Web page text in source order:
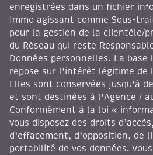
enregistrées dans un fichier
Immo agissant comme Sous-
pour la gestion de la clientèle/
du Réseau qui reste
Données personnelles. La
repose sur l'intérêt légitime de
Elles sont conservées jusqu'à
et sont destinées à l'Agence /
Conformément à la loi «
vous disposez des droits
d’effacement, d’opposition, de
portabilité de vos données.